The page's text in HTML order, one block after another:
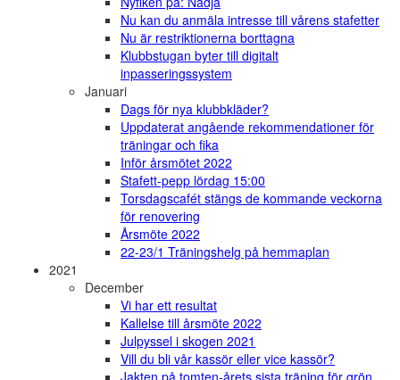
Nu kan du anmäla intresse till vårens stafetter
Nu är restriktionerna borttagna
Klubbstugan byter till digitalt
inpasseringssystem
Januari
Dags för nya klubbkläder?
Uppdaterat angående rekommendationer för
träningar och fika
Inför årsmötet 2022
Stafett-pepp lördag 15:00
Torsdagscafét stängs de kommande veckorna
för renovering
Årsmöte 2022
22-23/1 Träningshelg på hemmaplan
2021
December
Vi har ett resultat
Kallelse till årsmöte 2022
Julpyssel i skogen 2021
Vill du bli vår kassör eller vice kassör?